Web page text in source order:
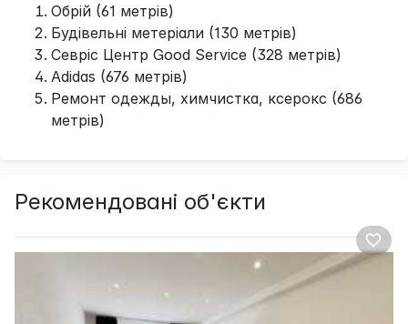
Обрій (61 метрів)
Будівельні метеріали (130 метрів)
Севрiс Центр Good Service (328 метрів)
Adidas (676 метрів)
Ремонт одежды, химчистка, ксерокс (686
метрів)
Рекомендовані об'єкти